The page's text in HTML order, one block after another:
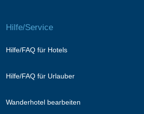
Hilfe/Service
Hilfe/FAQ für Hotels
Hilfe/FAQ für Urlauber
Wanderhotel bearbeiten